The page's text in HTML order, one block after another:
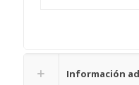
Información